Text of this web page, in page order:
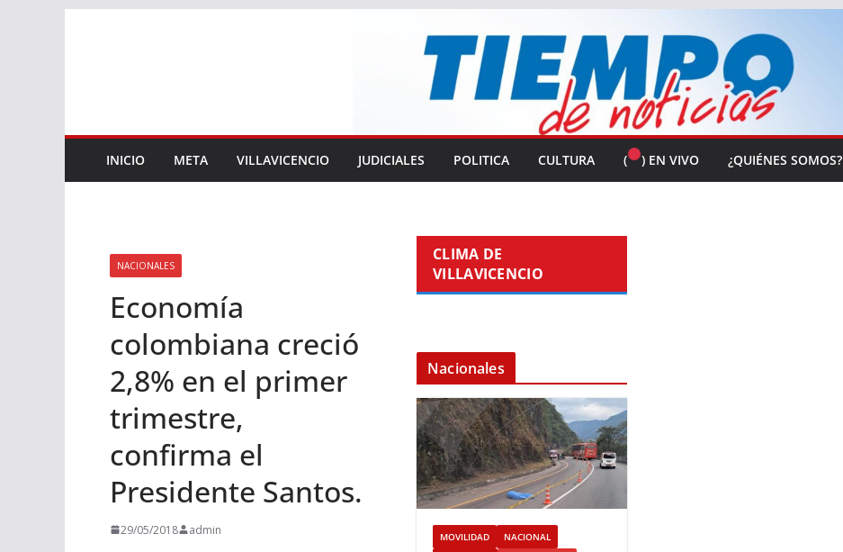
INICIO META VILLAVICENCIO JUDICIALES POLITICA CULTURA ( ) EN VIVO ¿QUIÉNES SOMOS?
NACIONALES
Economía
colombiana creció
2,8% en el primer
trimestre,
confirma el
Presidente Santos.
29/05/2018 admin
CLIMA DE
VILLAVICENCIO
Nacionales
MOVILIDAD
NACIONAL